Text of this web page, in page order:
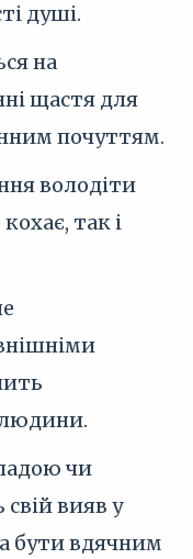
душі.
на
щастя для
почуттям.
володіти
так і
людини.
чи
вияв у
бути вдячним